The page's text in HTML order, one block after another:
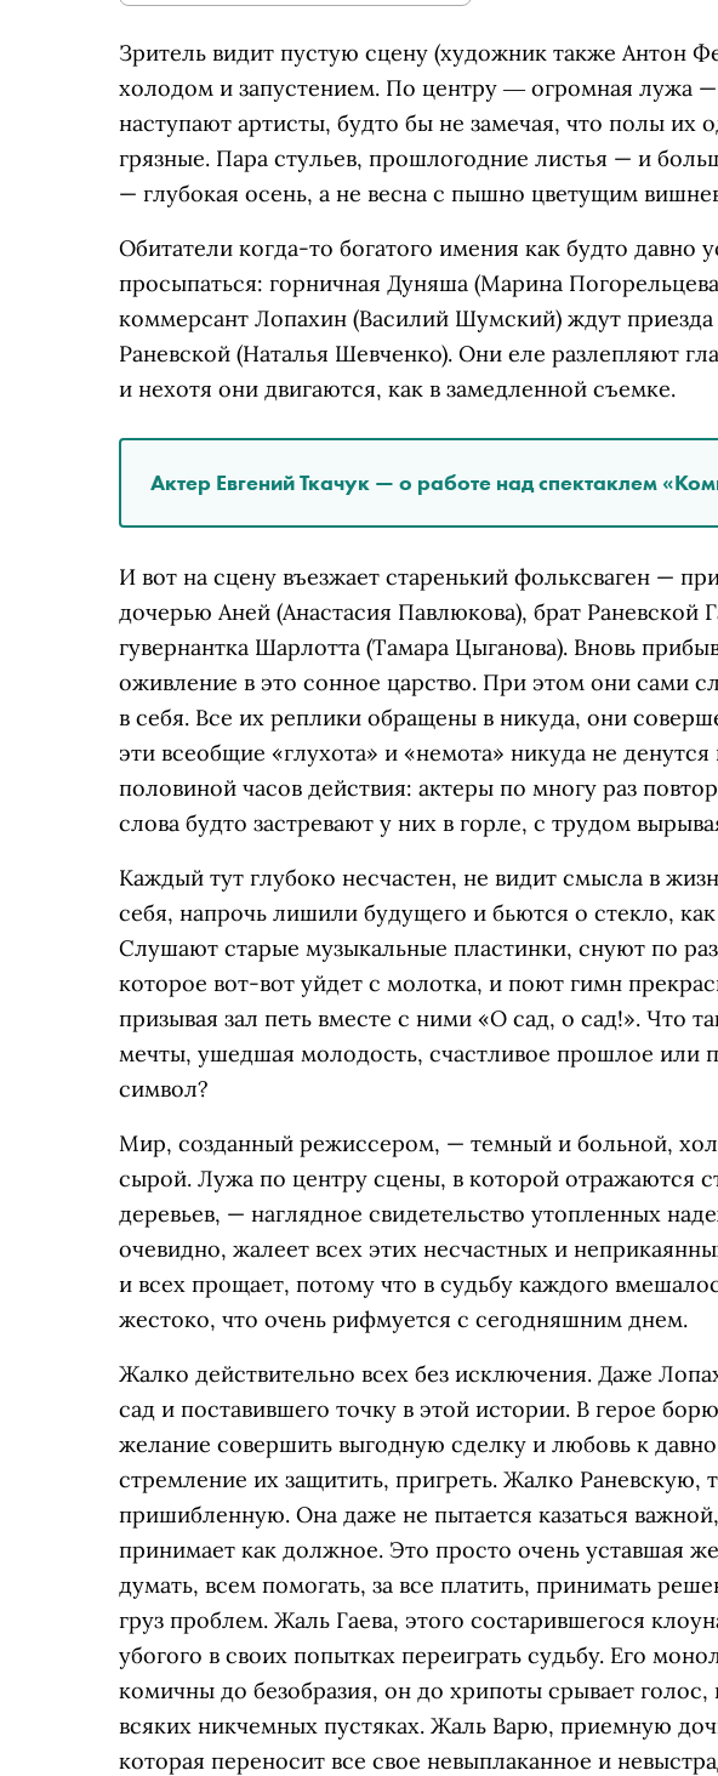
Зритель видит пустую сцену (художник также Антон
холодом и запустением. По центру ― огромная лужа —
наступают артисты, будто бы не замечая, что полы их
грязные. Пара стульев, прошлогодние листья — и
— глубокая осень, а не весна с пышно цветущим
Обитатели когда-то богатого имения как будто давно
просыпаться: горничная Дуняша (Марина
коммерсант Лопахин (Василий Шумский) ждут
Раневской (Наталья Шевченко). Они еле разлепляют
и нехотя они двигаются, как в замедленной съемке.
Актер Евгений Ткачук — о работе над спектаклем
И вот на сцену въезжает старенький фольксваген —
дочерью Аней (Анастасия Павлюкова), брат Раневской
гувернантка Шарлотта (Тамара Цыганова). Вновь
оживление в это сонное царство. При этом они сами
в себя. Все их реплики обращены в никуда, они
эти всеобщие «глухота» и «немота» никуда не денутся
половиной часов действия: актеры по многу раз
слова будто застревают у них в горле, с трудом
Каждый тут глубоко несчастен, не видит смысла в
себя, напрочь лишили будущего и бьются о стекло, как
Слушают старые музыкальные пластинки, снуют по
которое вот-вот уйдет с молотка, и поют гимн
призывая зал петь вместе с ними «О сад, о сад!». Что
мечты, ушедшая молодость, счастливое прошлое или
символ?
Мир, созданный режиссером, — темный и больной,
сырой. Лужа по центру сцены, в которой отражаются
деревьев, — наглядное свидетельство утопленных
очевидно, жалеет всех этих несчастных и
и всех прощает, потому что в судьбу каждого
жестоко, что очень рифмуется с сегодняшним днем.
Жалко действительно всех без исключения. Даже
сад и поставившего точку в этой истории. В герое
желание совершить выгодную сделку и любовь к
стремление их защитить, пригреть. Жалко Раневскую,
пришибленную. Она даже не пытается казаться
принимает как должное. Это просто очень уставшая
думать, всем помогать, за все платить, принимать
груз проблем. Жаль Гаева, этого состарившегося
убогого в своих попытках переиграть судьбу. Его
комичны до безобразия, он до хрипоты срывает голос,
всяких никчемных пустяках. Жаль Варю, приемную
которая переносит все свое невыплаканное и